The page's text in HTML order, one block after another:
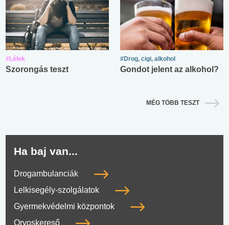
#Lélek
Szorongás teszt
#Drog, cigi, alkohol
Gondot jelent az alkohol?
MÉG TÖBB TESZT
Ha baj van...
Drogambulanciák
Lelkisegély-szolgálatok
Gyermekvédelmi központok
Orvoskereső